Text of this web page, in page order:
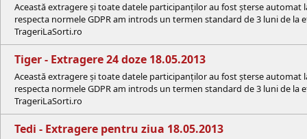
Această extragere și toate datele participanților au fost șterse
respecta normele GDPR am introds un termen standard de 3 luni de
TrageriLaSorti.ro
Tiger - Extragere 24 doze 18.05.2013
Această extragere și toate datele participanților au fost șterse
respecta normele GDPR am introds un termen standard de 3 luni de
TrageriLaSorti.ro
Tedi - Extragere pentru ziua 18.05.2013